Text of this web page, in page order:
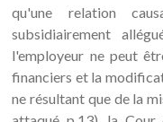
qu'une relation
subsidiairement
l'employeur ne peut
financiers et la
ne résultant que de la